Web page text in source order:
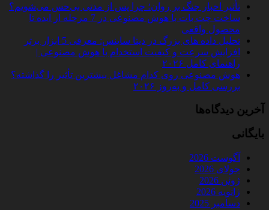
تأثیر اخبار جنگ بر روان؛ چرا پس از مدتی بی‌حس می‌شویم؟
ساخت چت‌ بات با هوش مصنوعی در 7 مرحله از ایده تا
محصول واقعی
تحلیل داده‌ های بزرگ در دیتا ساینس: معرفی 5 ابزار برتر
افزایش سرعت و کیفیت استخدام با هوش مصنوعی |
راهنمای کامل ۲۰۲۶
هوش مصنوعی روی کدام مشاغل بیشترین تأثیر را گذاشته؟
بررسی کامل و به‌روز ۲۰۲۶
آخرین دیدگاه‌ها
بایگانی
آگوست 2026
جولای 2026
ژوئن 2026
ژانویه 2026
دسامبر 2025